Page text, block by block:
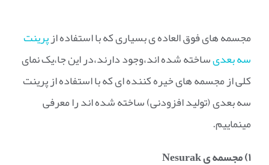
مجسمه های فوق العاده ی بسیاری که با استفاده ازپرینت
سه بعدیساخته شده اند،وجود دارند،در این جا،یک نمای
کلی از مجسمه های خیره کننده ای که با استفاده از پرینت
سه بعدی (تولید افزودنی) ساخته شده اند را معرفی
مینماییم.
۱) مجسمه ی
Nesurak